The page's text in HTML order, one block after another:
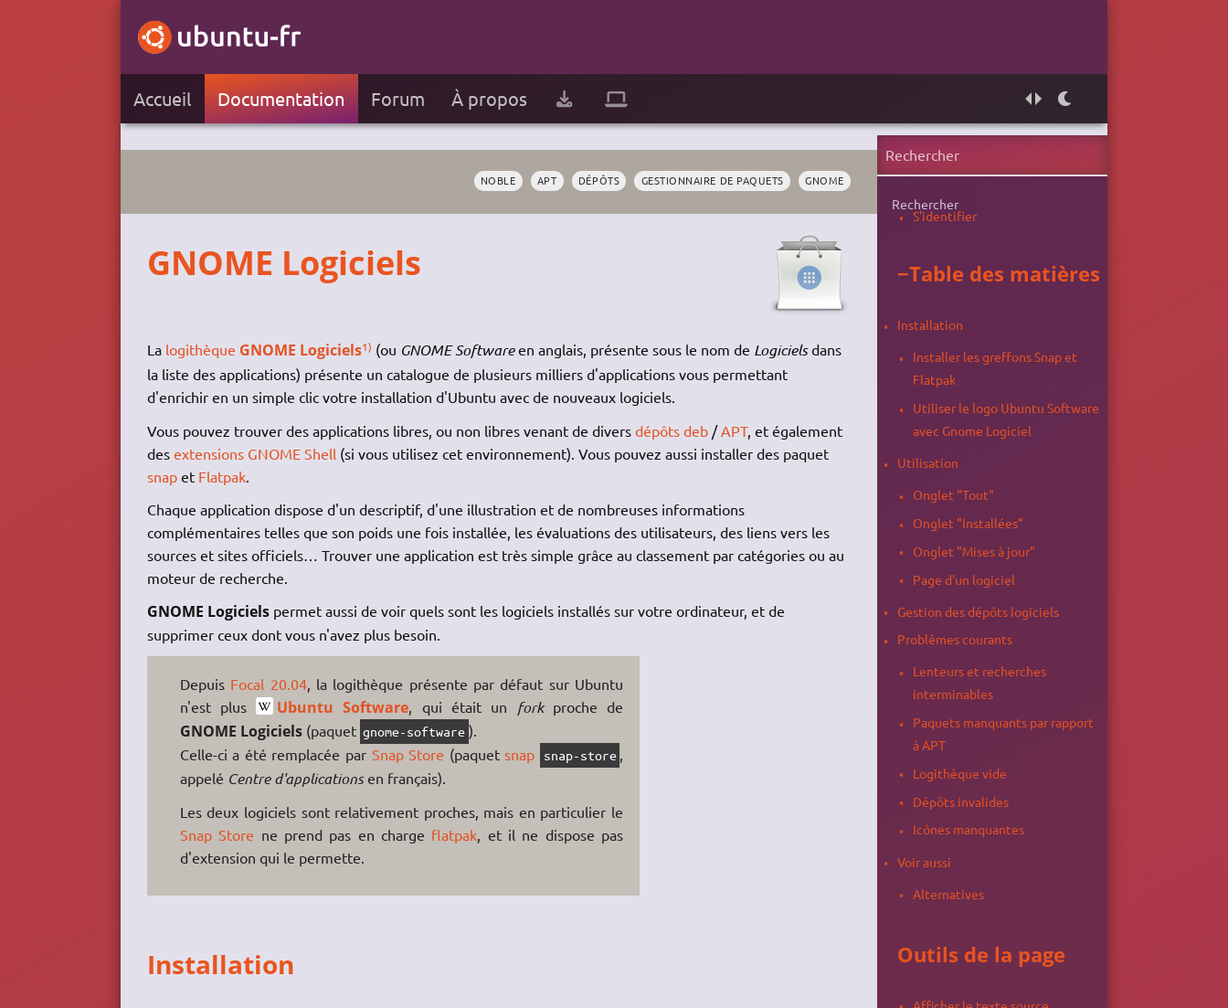
Accueil Documentation Forum À propos
NOBLE APT DÉPÔTS GESTIONNAIRE DE PAQUETS GNOME
GNOME Logiciels
La logithèque GNOME Logiciels1) (ou GNOME Softwareen anglais, présente sous le nom de Logicielsdans
la liste des applications) présente un catalogue de plusieurs milliers d'applications vous permettant
d'enrichir en un simple clic votre installation d'Ubuntu avec de nouveaux logiciels.
Vous pouvez trouver des applications libres, ou non libres venant de divers dépôts deb/ APT, et également
des extensions GNOME Shell (si vous utilisez cet environnement). Vous pouvez aussi installer des paquet
snapet Flatpak.
Chaque application dispose d'un descriptif, d'une illustration et de nombreuses informations
complémentaires telles que son poids une fois installée, les évaluations des utilisateurs, des liens vers les
sources et sites officiels… Trouver une application est très simple grâce au classement par catégories ou au
moteur de recherche.
GNOME Logicielspermet aussi de voir quels sont les logiciels installés sur votre ordinateur, et de
supprimer ceux dont vous n'avez plus besoin.
Depuis Focal 20.04, la logithèque présente par défaut sur Ubuntu
n'est plus
Ubuntu Software, qui était un forkproche de
GNOME Logiciels(paquet gnome-software ).
Celle-ci a été remplacée par Snap Store (paquet snap snap-store ,
appelé Centre d'applicationsen français).
Les deux logiciels sont relativement proches, mais en particulier le
Snap Store ne prend pas en charge flatpak , et il ne dispose pas
d'extension qui le permette.
Installation
Rechercher
S'identifier
−Table des matières
Installation
Installer les greffons Snap et
Flatpak
Utiliser le logo Ubuntu Software
avec Gnome Logiciel
Utilisation
Onglet "Tout"
Onglet "Installées"
Onglet "Mises à jour"
Page d'un logiciel
Gestion des dépôts logiciels
Problèmes courants
Lenteurs et recherches
interminables
Paquets manquants par rapport
à APT
Logithèque vide
Dépôts invalides
Icônes manquantes
Voir aussi
Alternatives
Outils de la page